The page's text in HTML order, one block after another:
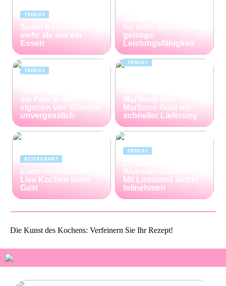
TRENDS
Sushi-Restaurant –
mehr als nur ein
Essen
für mehr Energie und
geistige
Leistungsfähigkeit
TRENDS
die Fete in den
eigenen vier Wänden
unvergesslich
TRENDS
Marlboro und
Marlboro Gold mit
schneller Lieferung
RESTAURANT
Erlebnisrestaurants:
Live Kochen vorm
Gast
TRENDS
Weihnachtslotterie:
Mit Lottoland sicher
teilnehmen
Die Kunst des Kochens: Verfeinern Sie Ihr Rezept!